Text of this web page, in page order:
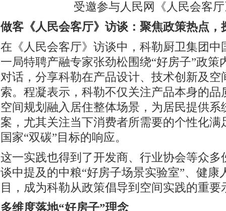
受邀参与人民网《人民会客
做客《人民会客厅》访谈：聚焦政策热点，
在《人民会客厅》访谈中，科勒厨卫集团中
一局特聘产融专家张劲松围绕“好房子”政策
对话，分享科勒在产品设计、技术创新及空
索。程凝表示，科勒不仅关注产品本身的品
空间规划融入居住整体场景，为居民提供系
案，尤其关注当下消费者所需要的个性化满
国家“双碳”目标的响应。
这一实践也得到了开发商、行业协会等众多
谈中提及的中粮“好房子场景实验室”、健康
目，成为科勒从政策倡导到空间实践的重要
多维度落地“好房子”理念